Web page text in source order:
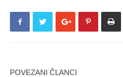
POVEZANI ČLANCI